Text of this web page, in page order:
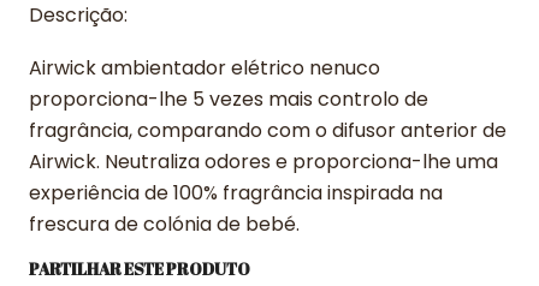
Descrição:
Airwick ambientador elétrico nenuco
proporciona-lhe 5 vezes mais controlo de
fragrância, comparando com o difusor anterior de
Airwick. Neutraliza odores e proporciona-lhe uma
experiência de 100% fragrância inspirada na
frescura de colónia de bebé.
PARTILHAR ESTE PRODUTO